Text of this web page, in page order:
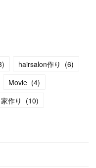
) hairsalon作り (6)
Movie (4)
作り (10)